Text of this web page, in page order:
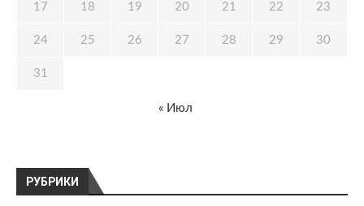
РУБРИКИ
17 18 19 20 21 22 23
24 25 26 27 28 29 30
31
« Июл